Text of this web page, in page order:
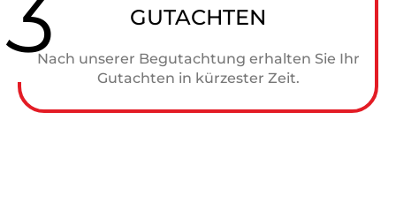
GUTACHTEN
Nach unserer Begutachtung erhalten Sie Ihr
Gutachten in kürzester Zeit.